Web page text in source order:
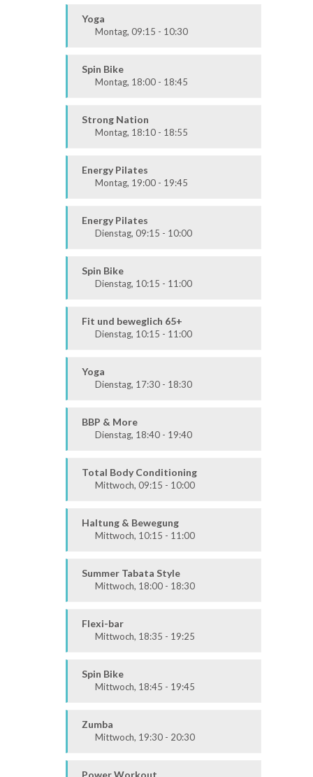
Alle
Yoga
Montag, 09:15 - 10:30
Alle
Spin Bike
Montag, 18:00 - 18:45
Strong Nation
Montag, 18:10 - 18:55
Mittel / Fortgeschritten
Energy Pilates
Montag, 19:00 - 19:45
Alle
Energy Pilates
Dienstag, 09:15 - 10:00
Alle
Spin Bike
Dienstag, 10:15 - 11:00
Fit und beweglich 65+
Dienstag, 10:15 - 11:00
Alle
Yoga
Dienstag, 17:30 - 18:30
Alle
BBP & More
Dienstag, 18:40 - 19:40
Alle
Total Body Conditioning
Mittwoch, 09:15 - 10:00
Alle
Haltung & Bewegung
Mittwoch, 10:15 - 11:00
Prävention
Summer Tabata Style
Mittwoch, 18:00 - 18:30
Mittel / Fortgeschritten
Flexi-bar
Mittwoch, 18:35 - 19:25
Alle
Spin Bike
Mittwoch, 18:45 - 19:45
Zumba
Mittwoch, 19:30 - 20:30
Alle
Power Workout